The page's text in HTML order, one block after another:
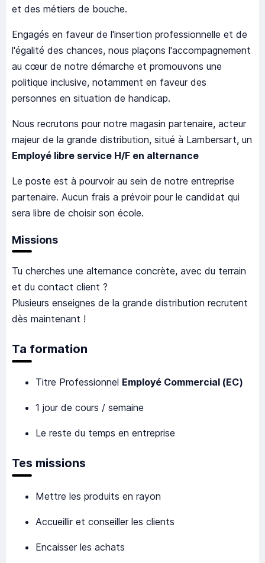
et des métiers de bouche.
Engagés en faveur de l'insertion professionnelle et de
l'égalité des chances, nous plaçons l'accompagnement
au cœur de notre démarche et promouvons une
politique inclusive, notamment en faveur des
personnes en situation de handicap.
Nous recrutons pour notre magasin partenaire, acteur
majeur de la grande distribution, situé à Lambersart, un
Employé libre service H/F en alternance
Le poste est à pourvoir au sein de notre entreprise
partenaire. Aucun frais a prévoir pour le candidat qui
sera libre de choisir son école.
Missions
Tu cherches une alternance concrète, avec du terrain
et du contact client ?
Plusieurs enseignes de la grande distribution recrutent
dès maintenant !
Ta formation
Titre Professionnel Employé Commercial (EC)
1 jour de cours / semaine
Le reste du temps en entreprise
Tes missions
Mettre les produits en rayon
Accueillir et conseiller les clients
Encaisser les achats